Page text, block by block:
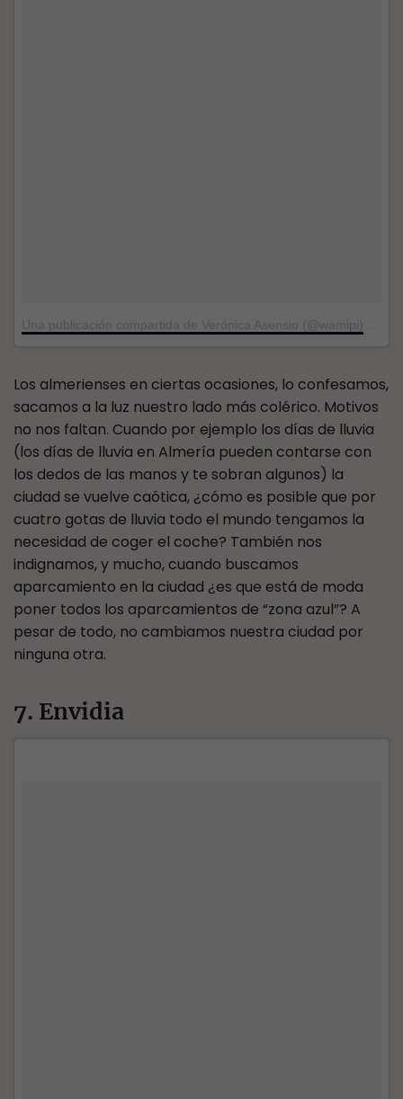
Los almerienses en ciertas ocasiones, lo confesamos,
sacamos a la luz nuestro lado más colérico. Motivos
no nos faltan. Cuando por ejemplo los días de lluvia
(los días de lluvia en Almería pueden contarse con
los dedos de las manos y te sobran algunos) la
ciudad se vuelve caótica, ¿cómo es posible que por
cuatro gotas de lluvia todo el mundo tengamos la
necesidad de coger el coche? También nos
indignamos, y mucho, cuando buscamos
aparcamiento en la ciudad ¿es que está de moda
poner todos los aparcamientos de “zona azul”? A
pesar de todo, no cambiamos nuestra ciudad por
ninguna otra.
7. Envidia